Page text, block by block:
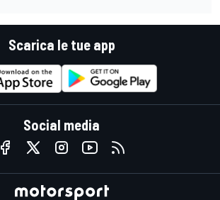
Scarica le tue app
Social media